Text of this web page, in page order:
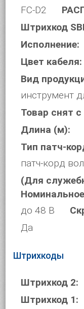
FC-D2
Штрихкод
Исполнение:
Цвет кабеля:
Вид
инструмент
Товар снят
Длина (м):
Тип патч-
патч-корд
(Для
до 48 В
Да
Штрихкоды
Штрихкод 2:
Штрихкод 1: